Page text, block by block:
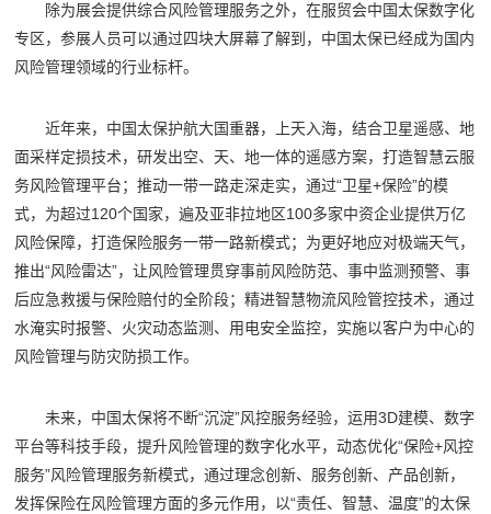
除为展会提供综合风险管理服务之外，在服贸会中国太保数字化
专区，参展人员可以通过四块大屏幕了解到，中国太保已经成为国内
风险管理领域的行业标杆。
近年来，中国太保护航大国重器，上天入海，结合卫星遥感、地
面采样定损技术，研发出空、天、地一体的遥感方案，打造智慧云服
务风险管理平台；推动一带一路走深走实，通过“卫星+保险”的模
式，为超过120个国家，遍及亚非拉地区100多家中资企业提供万亿
风险保障，打造保险服务一带一路新模式；为更好地应对极端天气，
推出“风险雷达”，让风险管理贯穿事前风险防范、事中监测预警、事
后应急救援与保险赔付的全阶段；精进智慧物流风险管控技术，通过
水淹实时报警、火灾动态监测、用电安全监控，实施以客户为中心的
风险管理与防灾防损工作。
未来，中国太保将不断“沉淀”风控服务经验，运用3D建模、数字
平台等科技手段，提升风险管理的数字化水平，动态优化“保险+风控
服务”风险管理服务新模式，通过理念创新、服务创新、产品创新，
发挥保险在风险管理方面的多元作用，以“责任、智慧、温度”的太保